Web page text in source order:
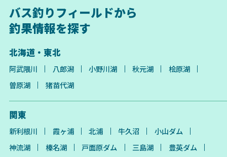
バス釣りフィールドから
釣果情報を探す
北海道・東北
阿武隈川 八郎潟 小野川湖 秋元湖
桧原湖
曽原湖
猪苗代湖
関東
新利根川 霞ヶ浦 北浦 牛久沼
小山ダム
神流湖
榛名湖 戸面原ダム 三島湖 豊英ダム